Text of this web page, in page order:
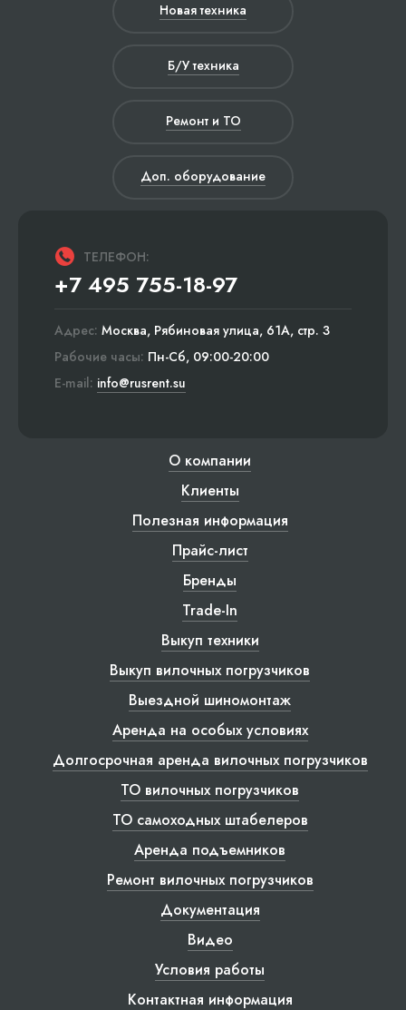
Новая техника
Б/У техника
Ремонт и ТО
Доп. оборудование
ТЕЛЕФОН:
+7 495 755-18-97
Адрес: Москва, Рябиновая улица, 61А, стр. 3
Рабочие часы: Пн-Сб, 09:00-20:00
E-mail: info@rusrent.su
О компании
Клиенты
Полезная информация
Прайс-лист
Бренды
Trade-In
Выкуп техники
Выкуп вилочных погрузчиков
Выездной шиномонтаж
Аренда на особых условиях
Долгосрочная аренда вилочных погрузчиков
ТО вилочных погрузчиков
ТО самоходных штабелеров
Аренда подъемников
Ремонт вилочных погрузчиков
Документация
Видео
Условия работы
Контактная информация